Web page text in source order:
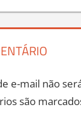
e-mail não
são